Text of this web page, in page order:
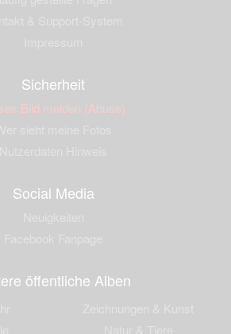
Sicherheit
Bild melden (Abuse)
Social Media
öffentliche Alben